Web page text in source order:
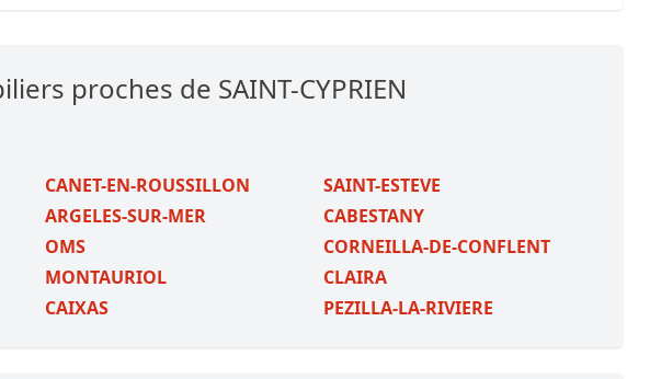
proches de SAINT-CYPRIEN
CANET-EN-ROUSSILLON
SAINT-ESTEVE
ARGELES-SUR-MER
CABESTANY
OMS
CORNEILLA-DE-CONFLENT
MONTAURIOL
CLAIRA
CAIXAS PEZILLA-LA-RIVIERE